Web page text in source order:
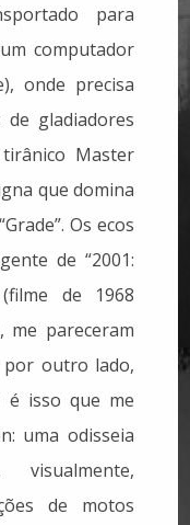
para
computador
onde precisa
gladiadores
Master
que domina
Os ecos
de “2001:
de 1968
me pareceram
por outro lado,
é isso que me
uma odisseia
de motos